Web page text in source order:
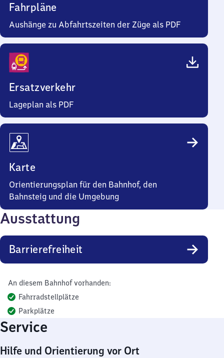
Fahrpläne
Aushänge zu Abfahrtszeiten der Züge als PDF
Ersatzverkehr
Lageplan als PDF
Karte
Orientierungsplan für den Bahnhof, den
Bahnsteig und die Umgebung
Ausstattung
Barrierefreiheit
An diesem Bahnhof vorhanden:
Fahrradstellplätze
Parkplätze
Service
Hilfe und Orientierung vor Ort